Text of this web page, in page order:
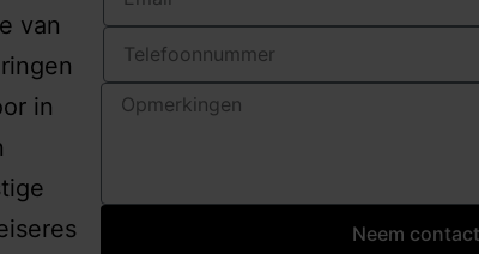
van
in
Neem